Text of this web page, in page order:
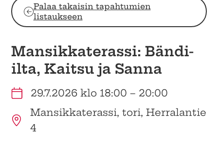
Palaa takaisin tapahtumien
listaukseen
Mansikkaterassi: Bändi-
ilta, Kaitsu ja Sanna
29.7.2026 klo 18:00 – 20:00
Mansikkaterassi, tori, Herralantie
4